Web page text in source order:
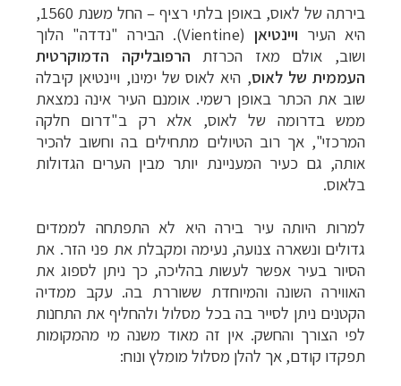
בירתה של לאוס, באופן בלתי רציף –
החל משנת 1560,
היא העיר ויינטיאן (
Vientine). הבירה "נדדה" הלוך
ושוב, אולם מאז הכרזת הרפובליקה הדמוקרטית
העממית של לאוס, היא לאוס של ימינו, ויינטיאן קיבלה
שוב את הכתר באופן רשמי. אומנם העיר אינה נמצאת
ממש בדרומה של לאוס, אלא רק ב"דרום חלקה
המרכזי", אך רוב הטיולים מתחילים בה וחשוב להכיר
אותה, גם כעיר המעניינת יותר מבין הערים הגדולות
בלאוס.
למרות היותה עיר בירה היא לא התפתחה לממדים
גדולים ונשארה צנועה, נעימה ומקבלת את פני הזר. את
הסיור בעיר אפשר לעשות בהליכה, כך ניתן לספוג את
האווירה השונה והמיוחדת ששוררת בה. עקב ממדיה
הקטנים ניתן לסייר בה בכל מסלול ולהחליף את התחנות
לפי הצורך והחשק. אין זה מאוד משנה מי מהמקומות
תפקדו קודם, אך להלן מסלול מומלץ ונוח: